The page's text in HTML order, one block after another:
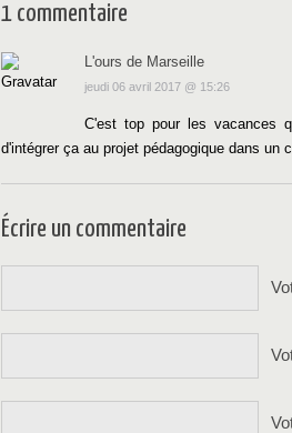
1 commentaire
L'ours de Marseille
jeudi 06 avril 2017 @ 15:26
C'est top pour les vacances
d'intégrer ça au projet pédagogique dans un
Écrire un commentaire